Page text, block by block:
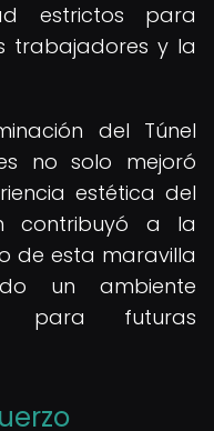
estrictos para
trabajadores y la
del Túnel
no solo mejoró
estética del
contribuyó a la
de esta maravilla
un ambiente
para futuras